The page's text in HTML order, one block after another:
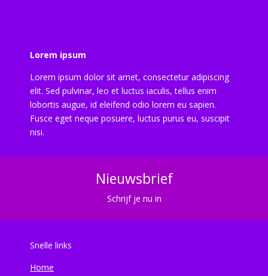
Lorem ipsum
Lorem ipsum dolor sit amet, consectetur adipiscing
elit. Sed pulvinar, leo et luctus iaculis, tellus enim
lobortis augue, id eleifend odio lorem eu sapien.
Fusce eget neque posuere, luctus purus eu, suscipit
nisi.
Nieuwsbrief
Schrijf je nu in
Snelle links
Home